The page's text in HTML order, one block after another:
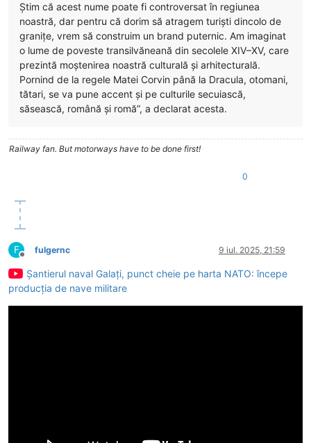
Ştim că acest nume poate fi controversat în regiunea
noastră, dar pentru că dorim să atragem turişti dincolo de
graniţe, vrem să construim un brand puternic. Am imaginat
o lume de poveste transilvăneană din secolele XIV–XV, care
prezintă moştenirea noastră culturală şi arhitecturală.
Pornind de la regele Matei Corvin până la Dracula, otomani,
tătari, se va pune accent şi pe culturile secuiască,
săsească, română şi romă”, a declarat acesta.
Railway fan. But motorways have to be done first!
0
F
Deconectat
fulgernc 9 iul. 2025, 21:59
Şantierul naval Galați, punct cheie pe harta NATO: începe
producţia de nave militare